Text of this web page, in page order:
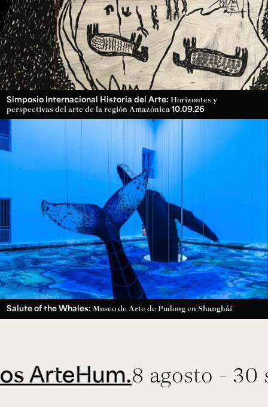
Simposio Internacional Historia del Arte: Horizontes y
perspectivas del arte de la región Amazónica 10.09.26
Salute of the Whales: Museo de Arte de Pudong en Shanghái
8 agosto - 30